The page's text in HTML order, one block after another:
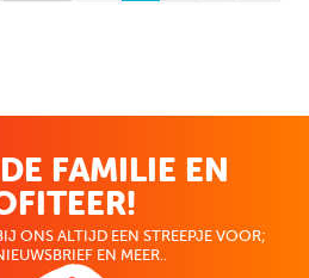
FAMILIE EN
ONS ALTIJD EEN STREEPJE VOOR;
EN MEER..